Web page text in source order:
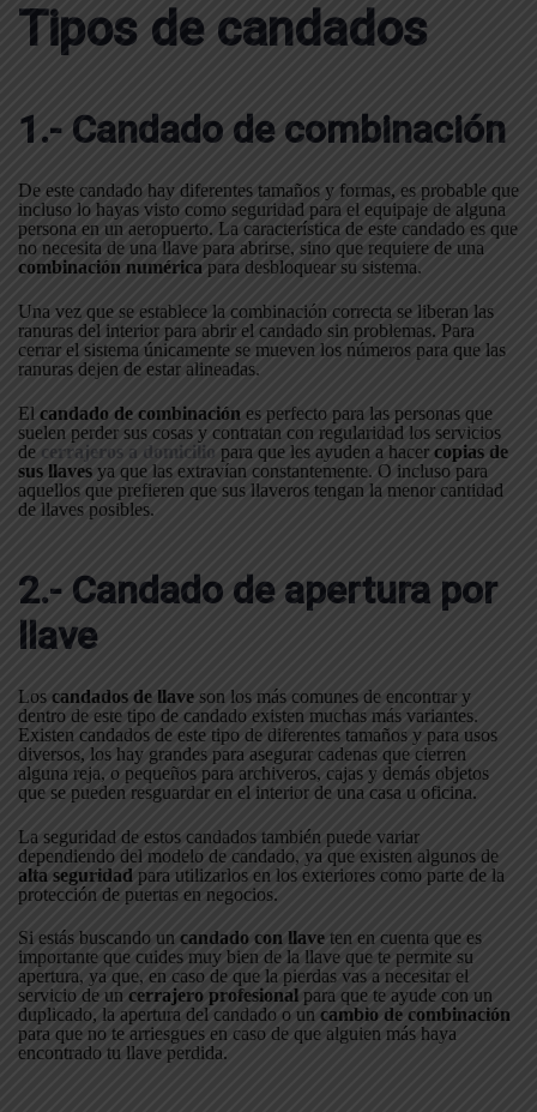
Tipos de candados
1.- Candado de combinación
De este candado hay diferentes tamaños y formas, es probable que
incluso lo hayas visto como seguridad para el equipaje de alguna
persona en un aeropuerto. La característica de este candado es que
no necesita de una llave para abrirse, sino que requiere de una
combinación numérica para desbloquear su sistema.
Una vez que se establece la combinación correcta se liberan las
ranuras del interior para abrir el candado sin problemas. Para
cerrar el sistema únicamente se mueven los números para que las
ranuras dejen de estar alineadas.
El candado de combinación es perfecto para las personas que
suelen perder sus cosas y contratan con regularidad los servicios
de cerrajeros a domicilio para que les ayuden a hacer copias de
sus llaves ya que las extravían constantemente. O incluso para
aquellos que prefieren que sus llaveros tengan la menor cantidad
de llaves posibles.
2.- Candado de apertura por
llave
Los candados de llave son los más comunes de encontrar y
dentro de este tipo de candado existen muchas más variantes.
Existen candados de este tipo de diferentes tamaños y para usos
diversos, los hay grandes para asegurar cadenas que cierren
alguna reja, o pequeños para archiveros, cajas y demás objetos
que se pueden resguardar en el interior de una casa u oficina.
La seguridad de estos candados también puede variar
dependiendo del modelo de candado, ya que existen algunos de
alta seguridad para utilizarlos en los exteriores como parte de la
protección de puertas en negocios.
Si estás buscando un candado con llave ten en cuenta que es
importante que cuides muy bien de la llave que te permite su
apertura, ya que, en caso de que la pierdas vas a necesitar el
servicio de un cerrajero profesional para que te ayude con un
duplicado, la apertura del candado o un cambio de combinación
para que no te arriesgues en caso de que alguien más haya
encontrado tu llave perdida.